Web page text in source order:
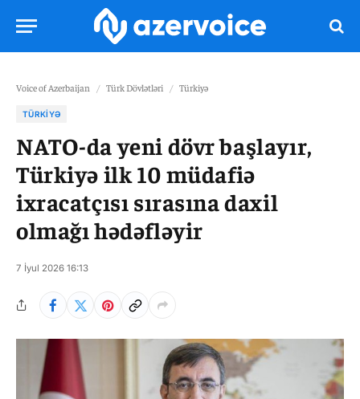
Voice of Azerbaijan / Türk Dövlətləri / Türkiyə
TÜRKIYƏ
NATO-da yeni dövr başlayır,
Türkiyə ilk 10 müdafiə
ixracatçısı sırasına daxil
olmağı hədəfləyir
7 İyul 2026 16:13